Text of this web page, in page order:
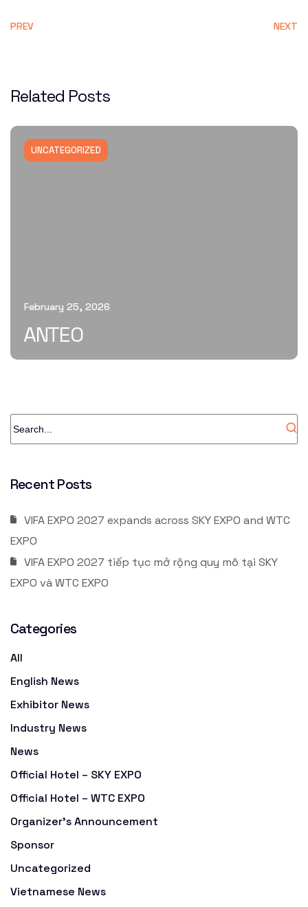
PREV NEXT
Related Posts
UNCATEGORIZED
February 25, 2026
ANTEO
Recent Posts
VIFA EXPO 2027 expands across SKY EXPO and WTC
EXPO
VIFA EXPO 2027 tiếp tục mở rộng quy mô tại SKY
EXPO và WTC EXPO
Categories
All
English News
Exhibitor News
Industry News
News
Official Hotel – SKY EXPO
Official Hotel – WTC EXPO
Organizer's Announcement
Sponsor
Uncategorized
Vietnamese News